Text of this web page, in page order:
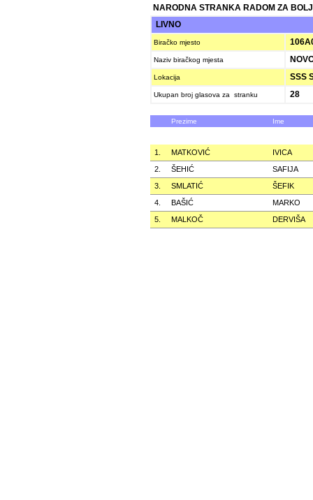
NARODNA STRANKA RADOM ZA
LIVNO
Biračko mjesto
Naziv biračkog mjesta
Lokacija SSS
Ukupan broj glasova za stranku 28
Prezime Ime
1. MATKOVIĆ
IVICA
2.
ŠEHIĆ
SAFIJA
3.
SMLATIĆ
ŠEFIK
4.
BAŠIĆ
MARKO
5.
MALKOČ DERVIŠA